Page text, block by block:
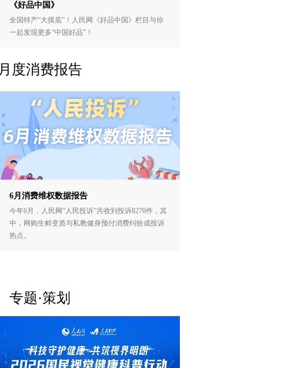
《好品中国》
全国特产“大摸底”！人民网《好品中国》栏目与你
一起发现更多“中国好品”！
月度消费报告
6月消费维权数据报告
今年6月，人民网“人民投诉”共收到投诉8270件，其
中，网购生鲜变质与私教健身预付消费纠纷成投诉
热点。
专题·策划